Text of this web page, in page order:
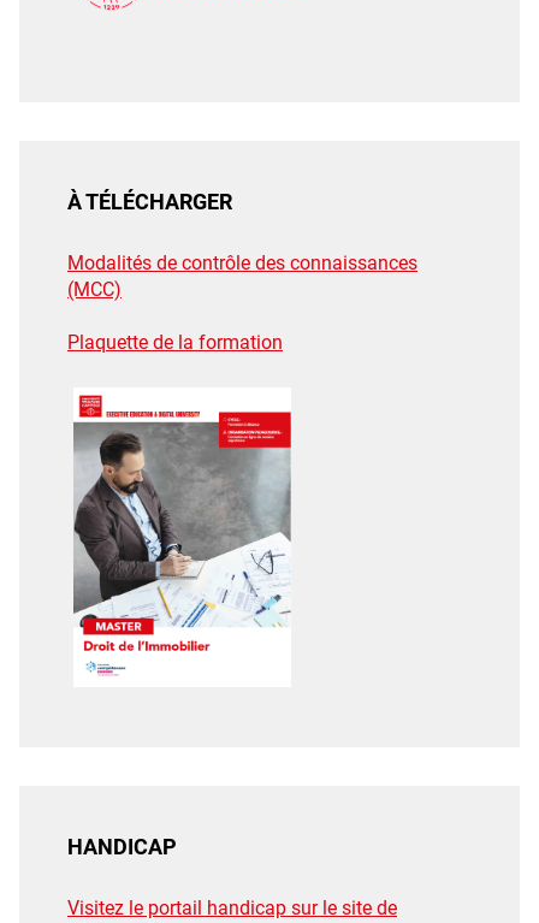
À TÉLÉCHARGER
Modalités de contrôle des connaissances
(MCC)
Plaquette de la formation
HANDICAP
Visitez le portail handicap sur le site de